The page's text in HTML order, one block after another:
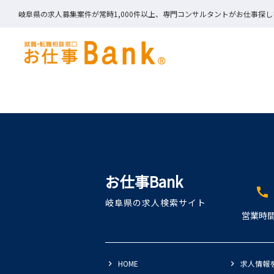
岐阜県の求人募集案件が常時1,000件以上、専門コンサルタントがお仕事探し
お仕事Bank
岐阜県の求人検索サイト
call
営業時
HOME 求人情報